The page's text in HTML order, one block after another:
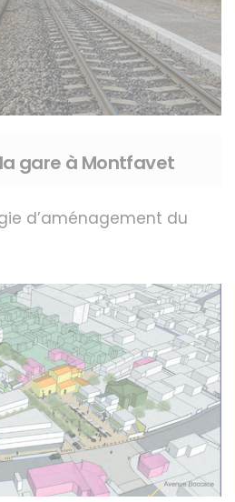
gare à Montfavet
d’aménagement du